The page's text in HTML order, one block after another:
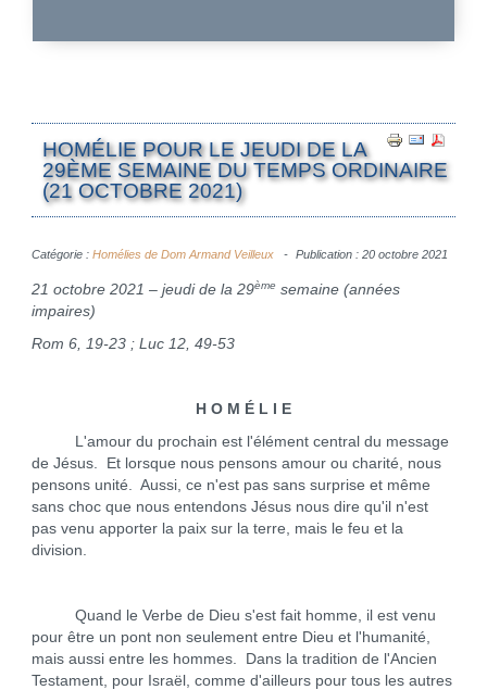
HOMÉLIE POUR LE JEUDI DE LA
29ÈME SEMAINE DU TEMPS ORDINAIRE
(21 OCTOBRE 2021)
Catégorie : Homélies de Dom Armand Veilleux Publication : 20 octobre 2021
21 octobre 2021 – jeudi de la 29ème semaine (années
impaires)
Rom 6, 19-23 ; Luc 12, 49-53
H O M É L I E
L'amour du prochain est l'élément central du message
de Jésus. Et lorsque nous pensons amour ou charité, nous
pensons unité. Aussi, ce n'est pas sans surprise et même
sans choc que nous entendons Jésus nous dire qu'il n'est
pas venu apporter la paix sur la terre, mais le feu et la
division.
Quand le Verbe de Dieu s'est fait homme, il est venu
pour être un pont non seulement entre Dieu et l'humanité,
mais aussi entre les hommes. Dans la tradition de l'Ancien
Testament, pour Israël, comme d'ailleurs pour tous les autres